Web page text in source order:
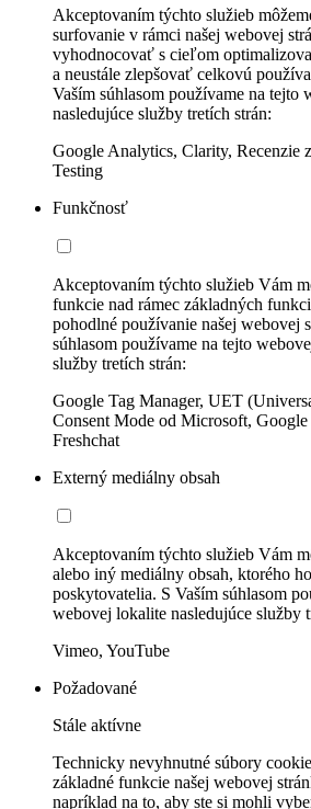
Akceptovaním týchto služieb
surfovanie v rámci našej webovej
vyhodnocovať s cieľom
a neustále zlepšovať celkovú
Vaším súhlasom používame na tejto
nasledujúce služby tretích strán:
Google Analytics, Clarity, Recenzie
Testing
Funkčnosť
Akceptovaním týchto služieb Vám
funkcie nad rámec základných
pohodlné používanie našej webovej
súhlasom používame na tejto
služby tretích strán:
Google Tag Manager, UET
Consent Mode od Microsoft,
Freshchat
Externý mediálny obsah
Akceptovaním týchto služieb Vám
alebo iný mediálny obsah, ktorého
poskytovatelia. S Vaším súhlasom
webovej lokalite nasledujúce služby
Vimeo, YouTube
Požadované
Stále aktívne
Technicky nevyhnutné súbory
základné funkcie našej webovej
napríklad na to, aby ste si mohli